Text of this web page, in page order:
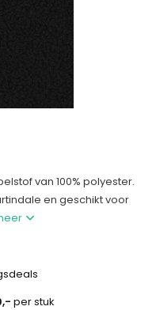
van 100% polyester.
en geschikt voor
per stuk